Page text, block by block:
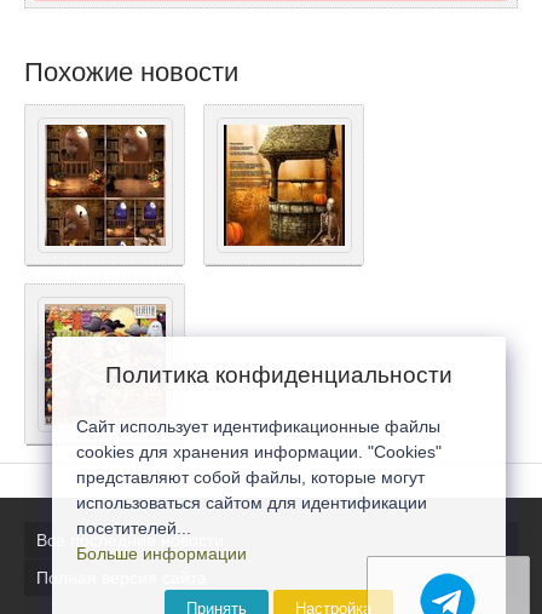
Похожие новости
Все последние новости
Полная версия сайта
Политика конфиденциальности
Сайт использует идентификационные файлы
cookies для хранения информации. "Cookies"
представляют собой файлы, которые могут
использоваться сайтом для идентификации
посетителей...
Больше информации
Принять Настройка